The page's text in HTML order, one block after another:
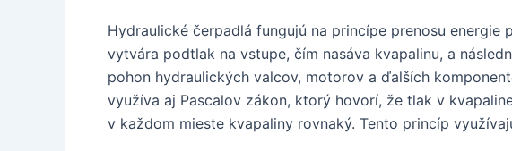
Hydraulické čerpadlá fungujú na princípe prenosu
vytvára podtlak na vstupe, čím nasáva kvapalinu, a
pohon hydraulických valcov, motorov a ďalších
využíva aj Pascalov zákon, ktorý hovorí, že tlak v
v každom mieste kvapaliny rovnaký. Tento princíp